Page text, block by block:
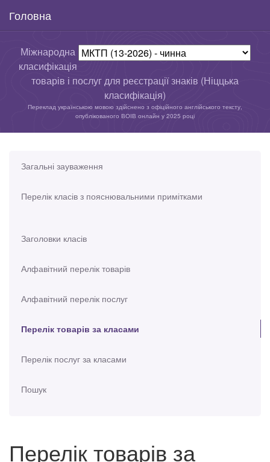
Головна
Міжнародна
класифікація
товарів і послуг для реєстрації знаків (Ніццька
класифікація)
Переклад українською мовою здійснено з офіційного англійського тексту,
опублікованого ВОІВ онлайн у 2025 році
Загальні зауваження
Перелік класів з пояснювальними примітками
Заголовки класів
Алфавітний перелік товарів
Алфавітний перелік послуг
Перелік товарів за класами
Перелік послуг за класами
Пошук
Перелік товарів за